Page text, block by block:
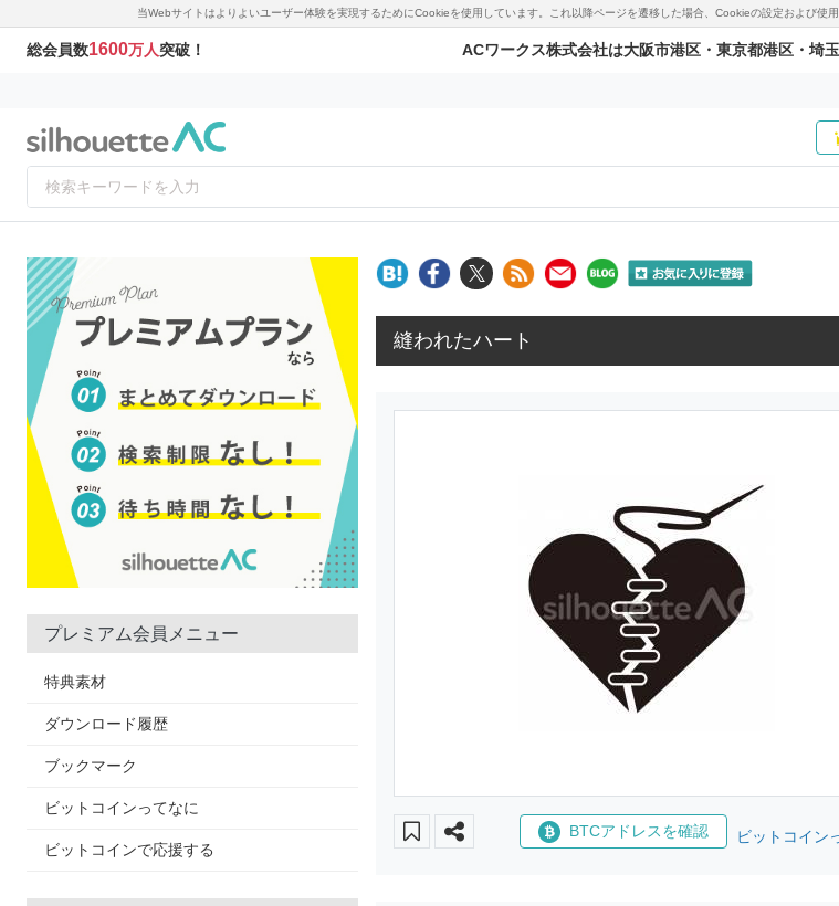
当Webサイトはよりよいユーザー体験を実現するためにCookieを使用しています。これ以降ページを遷移した場合、Cookieの設定および使
総会員数1600万人突破！ ACワークス株式会社は大阪市港区・東京都港区・埼
プレミアム会員メニュー
特典素材
ダウンロード履歴
ブックマーク
ビットコインってなに
ビットコインで応援する
縫われたハート
BTCアドレスを確認 ビットコイン